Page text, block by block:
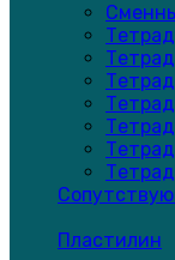
Пластилин